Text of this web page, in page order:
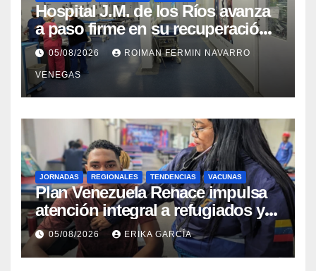
Hospital J.M. de los Ríos avanza
a paso firme en su recuperación
tras los recientes eventos
sísmicos
05/08/2026 ROIMAN FERMIN NAVARRO
VENEGAS
JORNADAS REGIONALES TENDENCIAS VACUNAS
​Plan Venezuela Renace impulsa
atención integral a refugiados y
evaluación de vacunación en
Aragua
05/08/2026 ERIKA GARCÍA